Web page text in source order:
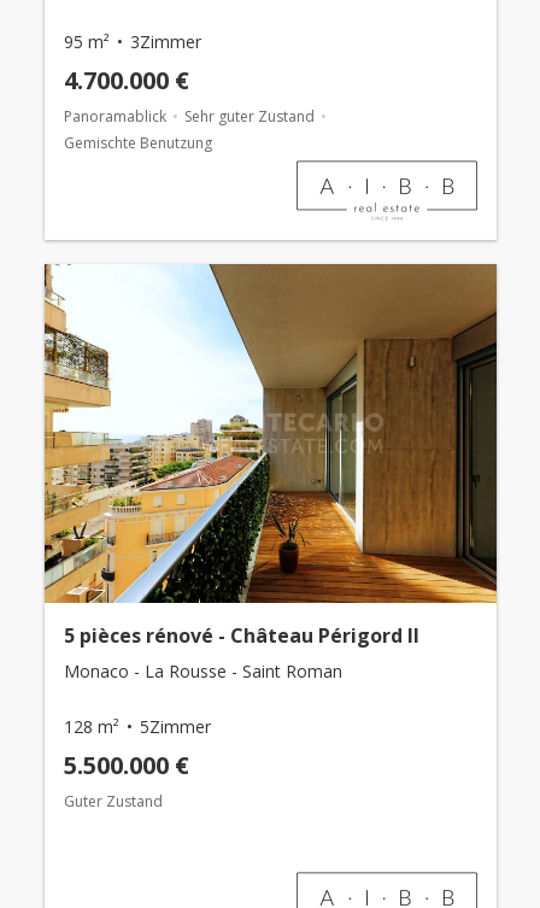
95 m² 3Zimmer
4.700.000 €
Panoramablick
Sehr guter Zustand
Gemischte Benutzung
5 pièces rénové - Château Périgord II
Monaco - La Rousse - Saint Roman
128 m² 5Zimmer
5.500.000 €
Guter Zustand